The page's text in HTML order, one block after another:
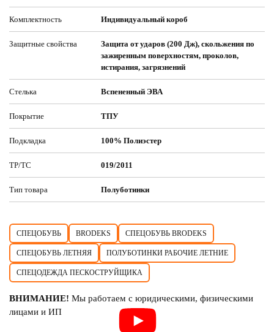
Комплектность Индивидуальный короб
Защитные свойства
Защита от ударов (200 Дж), скольжения по
зажиренным поверхностям, проколов,
истирания, загрязнений
Стелька Вспененный ЭВА
Покрытие ТПУ
Подкладка 100% Полиэстер
ТР/ТС 019/2011
Тип товара Полуботинки
СПЕЦОБУВЬ BRODEKS СПЕЦОБУВЬ BRODEKS
СПЕЦОБУВЬ ЛЕТНЯЯ ПОЛУБОТИНКИ РАБОЧИЕ ЛЕТНИЕ
СПЕЦОДЕЖДА ПЕСКОСТРУЙЩИКА
ВНИМАНИЕ! Мы работаем с юридическими, физическими
лицами и ИП